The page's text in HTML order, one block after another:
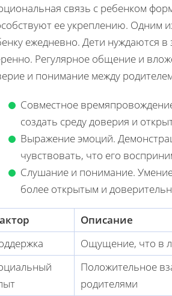
связь с ребенком
ее укреплению. Одним
ежедневно. Дети нуждаются
Регулярное общение и
и понимание между
Совместное
создать среду доверия и
Выражение эмоций.
чувствовать, что его
Слушание и понимание.
более открытым и
Описание
Ощущение, что в
Положительное
родителями